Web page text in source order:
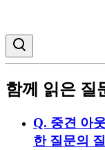
함께 읽은 질
Q. 중견 아
한 질문의